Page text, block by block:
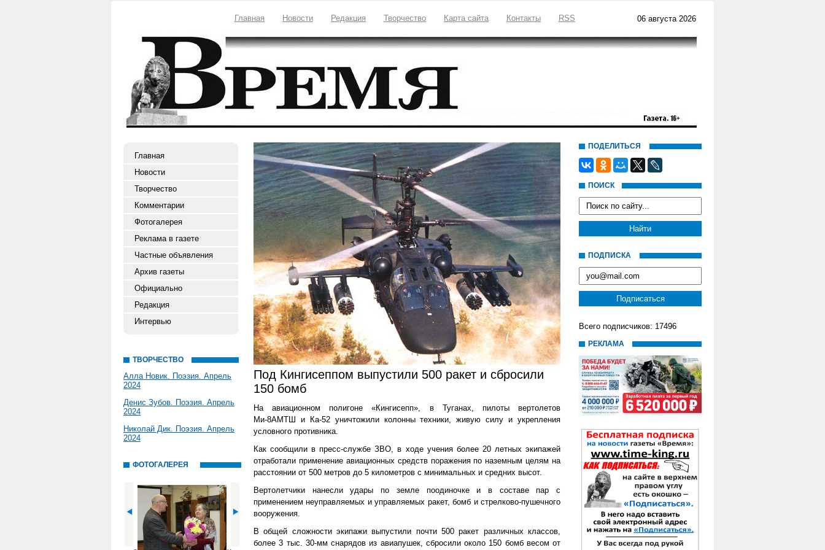
Главная Новости Редакция Творчество Карта сайта Контакты RSS 06 августа 2026
Главная
Новости
Творчество
Комментарии
Фотогалерея
Реклама в газете
Частные объявления
Архив газеты
Официально
Редакция
Интервью
ТВОРЧЕСТВО
Алла Новик. Поэзия. Апрель
2024
Денис Зубов. Поэзия. Апрель
2024
Николай Дик. Поэзия. Апрель
2024
ФОТОГАЛЕРЕЯ
Под Кингисеппом выпустили 500 ракет и сбросили
150 бомб
На авиационном полигоне «Кингисепп», в Туганах, пилоты вертолетов
Ми-8АМТШ и Ка-52 уничтожили колонны техники, живую силу и укрепления
условного противника.
Как сообщили в пресс-службе ЗВО, в ходе учения более 20 летных экипажей
отработали применение авиационных средств поражения по наземным целям на
расстоянии от 500 метров до 5 километров с минимальных и средних высот.
Вертолетчики нанесли удары по земле поодиночке и в составе пар с
применением неуправляемых и управляемых ракет, бомб и стрелково-пушечного
вооружения.
В общей сложности экипажи выпустили почти 500 ракет различных классов,
более 3 тыс. 30-мм снарядов из авиапушек, сбросили около 150 бомб весом от
ПОДЕЛИТЬСЯ
ПОИСК
ПОДПИСКА
Всего подписчиков: 17496
РЕКЛАМА